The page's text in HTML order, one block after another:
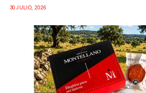
30 JULIO, 2026